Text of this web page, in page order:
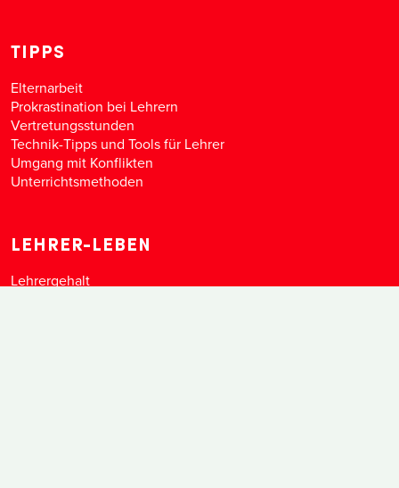
TIPPS
Elternarbeit
Prokrastination bei Lehrern
Vertretungsstunden
Technik-Tipps und Tools für Lehrer
Umgang mit Konflikten
Unterrichtsmethoden
LEHRER-LEBEN
Lehrergehalt